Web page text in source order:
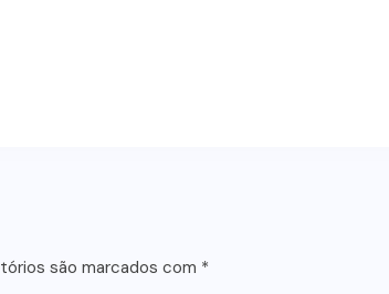
são marcados com *